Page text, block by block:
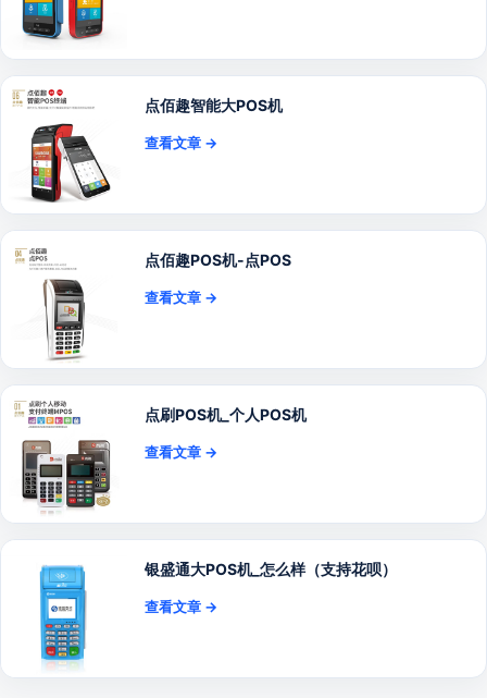
点佰趣智能大POS机
查看文章 →
点佰趣POS机-点POS
查看文章 →
点刷POS机_个人POS机
查看文章 →
银盛通大POS机_怎么样（支持花呗）
查看文章 →